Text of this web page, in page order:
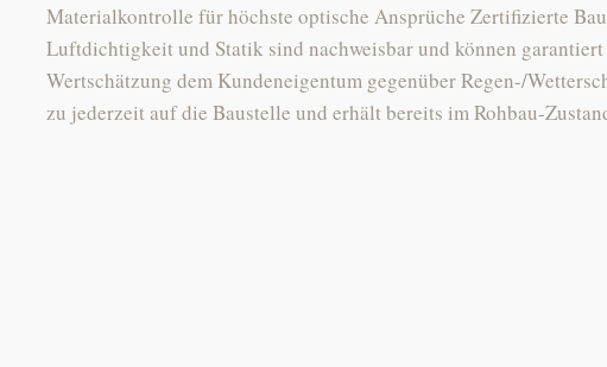
Materialkontrolle für höchste optische Ansprüche Zertifizierte
Luftdichtigkeit und Statik sind nachweisbar und können
Wertschätzung dem Kundeneigentum gegenüber Regen-/
zu jederzeit auf die Baustelle und erhält bereits im Rohbau-